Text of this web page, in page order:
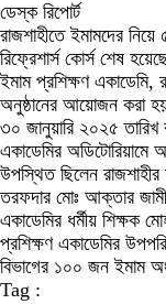
ডেস্ক রিপোর্ট
রাজশাহীতে ইমামদের নিয়ে
রিফ্রেশার্স কোর্স শেষ
ইমাম প্রশিক্ষণ
অনুষ্ঠানের আয়োজন করা
৩০ জানুয়ারি ২০২৫ তারিখ
একাডেমির অডিটোরিয়ামে
উপস্থিত ছিলেন রাজশাহীর
তরফদার মোঃ আক্তার
একাডেমির ধর্মীয় শিক্ষক
প্রশিক্ষণ একাডেমির
বিভাগের ১০০ জন ইমাম
Tag :